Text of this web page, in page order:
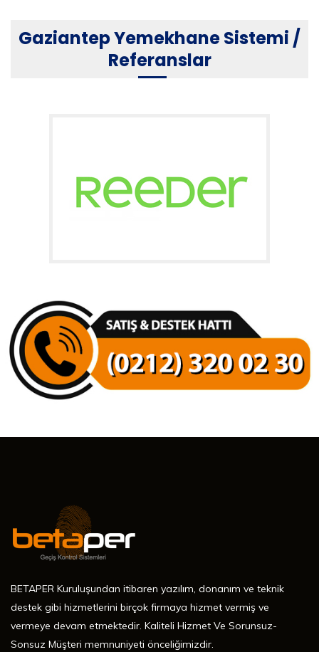
Gaziantep Yemekhane Sistemi /
Referanslar
BETAPER Kuruluşundan itibaren yazılım, donanım ve teknik
destek gibi hizmetlerini birçok firmaya hizmet vermiş ve
vermeye devam etmektedir. Kaliteli Hizmet Ve Sorunsuz-
Sonsuz Müşteri memnuniyeti önceliğimizdir.